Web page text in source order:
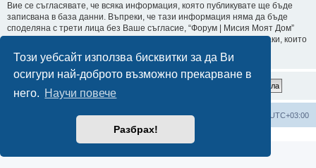
Този уебсайт използва бисквитки за да Ви
осигури най-доброто възможно прекарване в
него. Научи повече
Разбрах!
Вие се съгласявате, че всяка информация, която публикувате ще бъде
записвана в база данни. Въпреки, че тази информация няма да бъде
споделяна с трети лица без Ваше съгласие, “Форум | Мисия Моят Дом”
или phpBB не могат да бъдат държани отговорни за хакерски атаки, които
могат да доведат до компрометиране на данните.
Мисия Моят Дом Начало Всички времена са според UTC+03:00